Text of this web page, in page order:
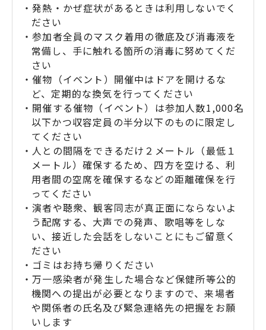
・発熱・かぜ症状があるときは利用しないでく
ださい
・参加者全員のマスク着用の徹底及び消毒液を
常備し、手に触れる箇所の消毒に努めてくだ
さい
・催物（イベント）開催中はドアを開けるな
ど、定期的な換気を行ってください
・開催する催物（イベント）は参加人数1,000名
以下かつ収容定員の半分以下のものに限定し
てください
・人との間隔をできるだけ２メートル（最低１
メートル）確保するため、四方を空ける、利
用者間の空席を確保するなどの距離確保を行
ってください
・演者や聴衆、観客同志が真正面にならないよ
う配席する、大声での発声、歌唱等をしな
い、接近した会話をしないことにもご留意く
ださい
・ゴミはお持ち帰りください
・万一感染者が発生した場合など保健所等公的
機関への提出が必要となりますので、来場者
や関係者の氏名及び緊急連絡先の把握をお願
いします